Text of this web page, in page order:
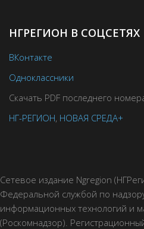
НГРЕГИОН В СОЦСЕТЯХ
ВКонтакте
Одноклассники
Скачать PDF последнего
НГ-РЕГИОН, НОВАЯ СРЕДА+
Сетевое издание Ngregion
Федеральной службой по
информационных технологий и
(Роскомнадзор).